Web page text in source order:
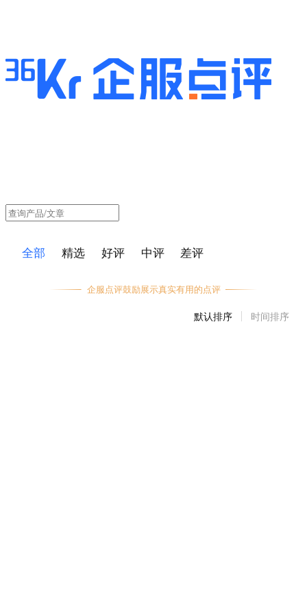
全部 精选 好评 中评 差评
企服点评鼓励展示真实有用的点评
默认排序 时间排序